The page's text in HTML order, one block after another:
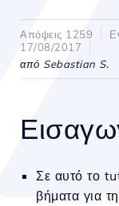
Απόψεις 1259
17/08/2017
από Sebastian S.
Σε αυτό το
βήματα για